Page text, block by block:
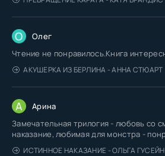
О Олег
Чтение не понравилось.Книга
АКУШЕРКА ИЗ БЕРЛИНА - АННА СТЮАРТ
А Арина
Замечательная трилогия - любовь со
наказание, любимая для монстра -
ИСТИННОЕ НАКАЗАНИЕ - ОЛЬГА